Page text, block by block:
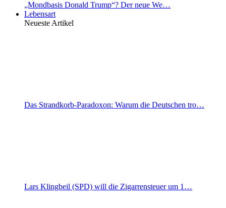
„Mondbasis Donald Trump“? Der neue We…
Lebensart
Neueste Artikel
Das Strandkorb-Paradoxon: Warum die Deutschen tro…
Lars Klingbeil (SPD) will die Zigarrensteuer um 1…